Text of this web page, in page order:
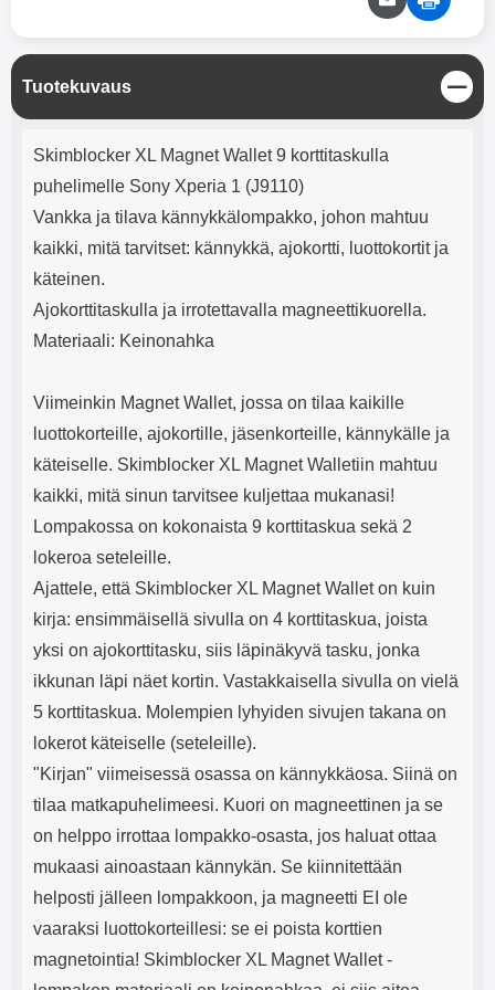
Input: AC100-240V 50/60Hz 0.8A
(15W) 9V/2.0A (18W) 12V/1.5
(18W) Type-C: 5V/3A (PD15W)
20.W Max Johdon pituus: 1 metri
Tuotekuvaus
S
u
l
Tuotekuvaus
Skimblocker XL Magnet Wallet 9 korttitaskulla
puhelimelle Sony Xperia 1 (J9110)
Vankka ja tilava kännykkälompakko, johon mahtuu
kaikki, mitä tarvitset: kännykkä, ajokortti, luottokortit ja
käteinen.
Ajokorttitaskulla ja irrotettavalla magneettikuorella.
Materiaali: Keinonahka
Viimeinkin Magnet Wallet, jossa on tilaa kaikille
luottokorteille, ajokortille, jäsenkorteille, kännykälle ja
käteiselle. Skimblocker XL Magnet Walletiin mahtuu
kaikki, mitä sinun tarvitsee kuljettaa mukanasi!
Lompakossa on kokonaista 9 korttitaskua sekä 2
lokeroa seteleille.
Ajattele, että Skimblocker XL Magnet Wallet on kuin
kirja: ensimmäisellä sivulla on 4 korttitaskua, joista
yksi on ajokorttitasku, siis läpinäkyvä tasku, jonka
ikkunan läpi näet kortin. Vastakkaisella sivulla on vielä
5 korttitaskua. Molempien lyhyiden sivujen takana on
lokerot käteiselle (seteleille).
"Kirjan" viimeisessä osassa on kännykkäosa. Siinä on
tilaa matkapuhelimeesi. Kuori on magneettinen ja se
on helppo irrottaa lompakko-osasta, jos haluat ottaa
mukaasi ainoastaan kännykän. Se kiinnitettään
helposti jälleen lompakkoon, ja magneetti EI ole
vaaraksi luottokorteillesi: se ei poista korttien
magnetointia! Skimblocker XL Magnet Wallet -